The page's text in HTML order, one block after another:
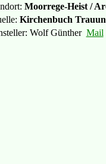
Moorrege-Heist /
Kirchenbuch
Wolf Günther Mail